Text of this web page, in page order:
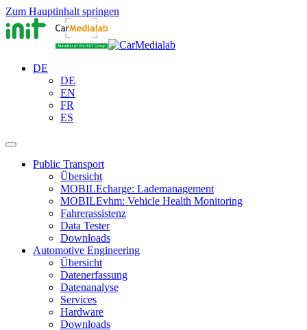
Zum Hauptinhalt springen
DE
DE
EN
FR
ES
Public Transport
Übersicht
MOBILEcharge: Lademanagement
MOBILEvhm: Vehicle Health Monitoring
Fahrerassistenz
Data Tester
Downloads
Automotive Engineering
Übersicht
Datenerfassung
Datenanalyse
Services
Hardware
Downloads